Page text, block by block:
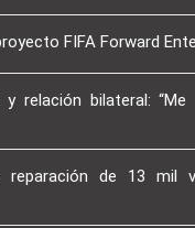
FIFA Forward
relación bilateral: “Me
reparación de 13 mil